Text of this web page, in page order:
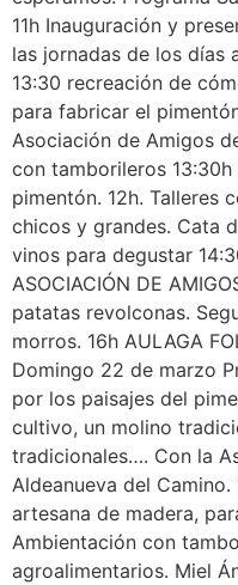
11h Inauguración y
las jornadas de los días
13:30 recreación de
para fabricar el
Asociación de Amigos
con tamborileros
pimentón. 12h. Talleres
chicos y grandes. Cata
vinos para degustar
ASOCIACIÓN DE
patatas revolconas.
morros. 16h AULAGA
Domingo 22 de marzo
por los paisajes del
cultivo, un molino
tradicionales…. Con la
Aldeanueva del Camino.
artesana de madera,
Ambientación con
agroalimentarios. Miel